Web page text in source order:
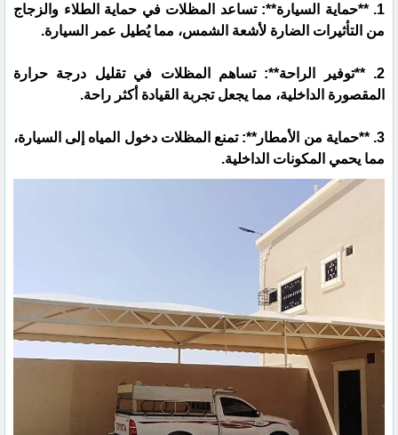
1. **حماية السيارة**: تساعد المظلات في حماية الطلاء والزجاج
من التأثيرات الضارة لأشعة الشمس، مما يُطيل عمر السيارة.
2. **توفير الراحة**: تساهم المظلات في تقليل درجة حرارة
المقصورة الداخلية، مما يجعل تجربة القيادة أكثر راحة.
3. **حماية من الأمطار**: تمنع المظلات دخول المياه إلى السيارة،
مما يحمي المكونات الداخلية.